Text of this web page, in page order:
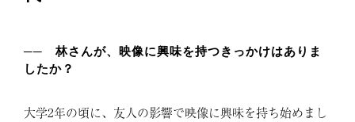
── 林さんが、映像に興味を持つきっかけはありま
したか？
大学2年の頃に、友人の影響で映像に興味を持ち始めまし